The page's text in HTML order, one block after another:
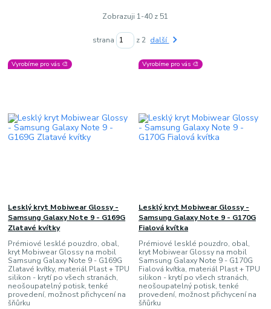
Zobrazuji 1-40 z 51
strana z 2 další
Vyrobíme pro vás 🎨
Lesklý kryt Mobiwear Glossy -
Samsung Galaxy Note 9 - G169G
Zlatavé kvítky
Prémiové lesklé pouzdro, obal,
kryt Mobiwear Glossy na mobil
Samsung Galaxy Note 9 - G169G
Zlatavé kvítky, materiál Plast + TPU
silikon - krytí po všech stranách,
neošoupatelný potisk, tenké
provedení, možnost přichycení na
šňůrku
Vyrobíme pro vás 🎨
Lesklý kryt Mobiwear Glossy -
Samsung Galaxy Note 9 - G170G
Fialová kvítka
Prémiové lesklé pouzdro, obal,
kryt Mobiwear Glossy na mobil
Samsung Galaxy Note 9 - G170G
Fialová kvítka, materiál Plast + TPU
silikon - krytí po všech stranách,
neošoupatelný potisk, tenké
provedení, možnost přichycení na
šňůrku